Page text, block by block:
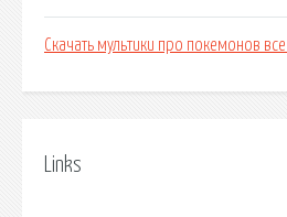
Скачать мультики про покемонов
Links